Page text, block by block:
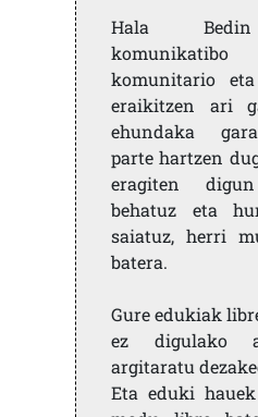
Hala
komunitario
eraikitzen ari
ehundaka
parte hartzen
eragiten
behatuz eta
saiatuz, herri
batera.
Gure edukiak
ez digulako
argitaratu
Eta eduki